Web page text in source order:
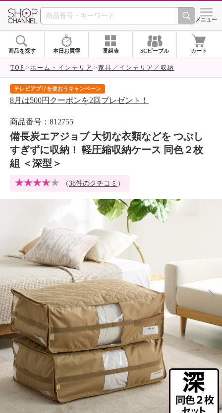
SHOP CHANNEL シメニュー
商品を探す 本日お買得 番組表 SCピープル カート
TOP ホーム・インテリア 家具／インテリア／収納
テレビアプリを使おうキャンペーン
8月は500円クーポンを2回プレゼント！
商品番号：812755
備長炭エアジョブ 大切な衣類などを つぶし
すぎずに収納！ 軽圧縮収納ケース 同色２枚
組 ＜深型＞
（38件のクチコミ ）